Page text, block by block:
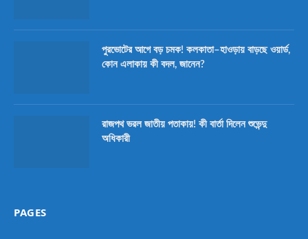
পুরভোটের আগে বড় চমক! কলকাতা–হাওড়ায় বাড়ছে ওয়ার্ড,
কোন এলাকায় কী বদল, জানেন?
রাজপথ ভরল জাতীয় পতাকায়! কী বার্তা দিলেন শুভেন্দু
অধিকারী
PAGES